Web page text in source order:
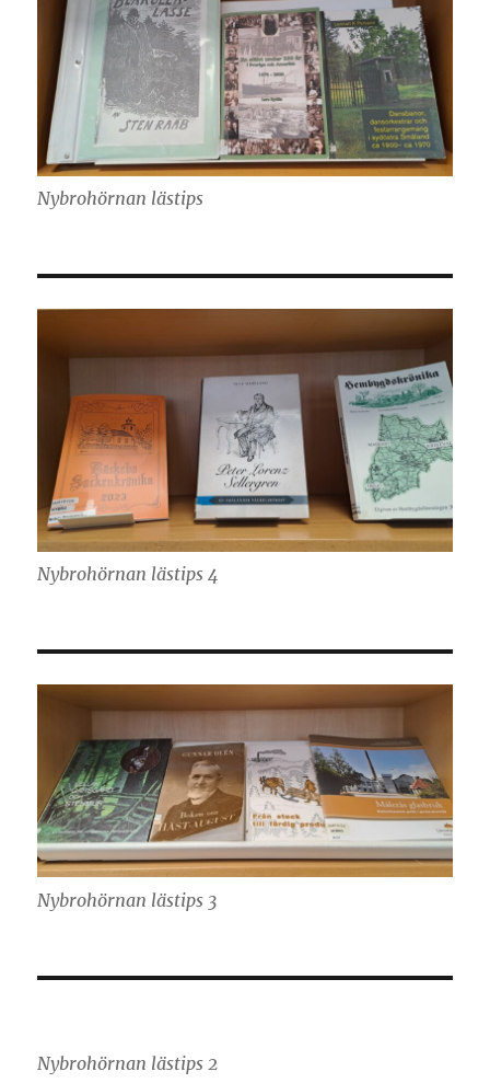
Nybrohörnan lästips
Nybrohörnan lästips 4
Nybrohörnan lästips 3
Nybrohörnan lästips 2